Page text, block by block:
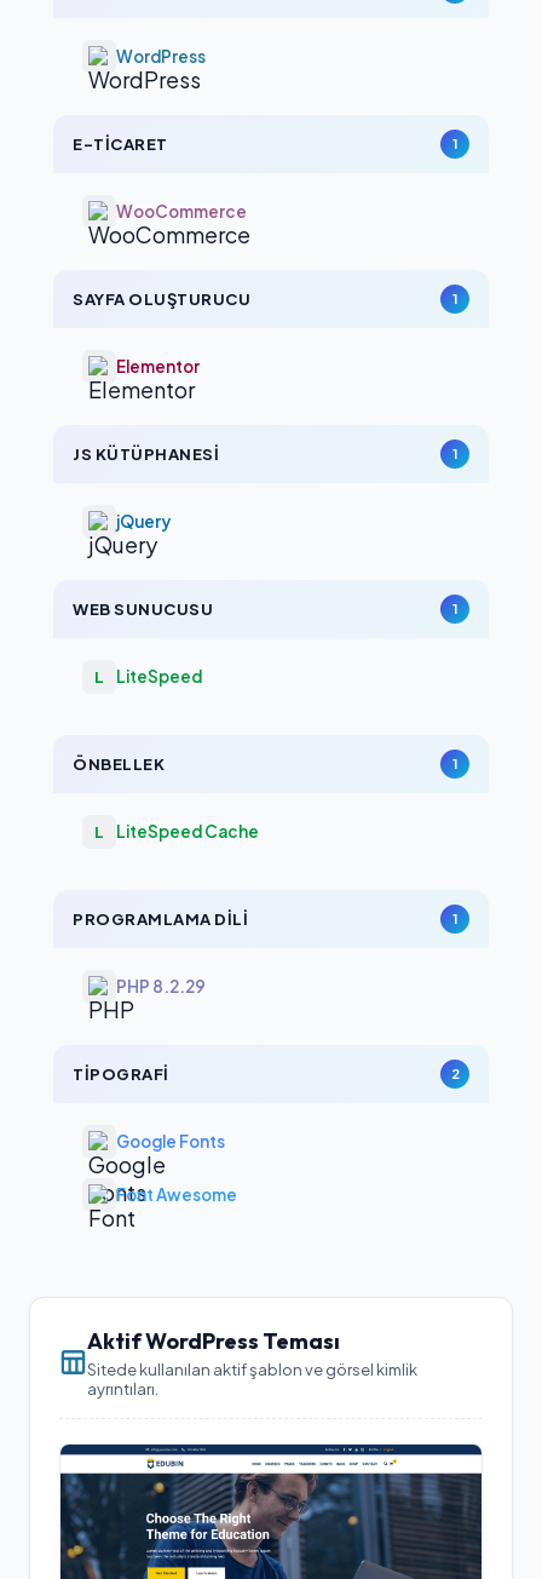
WordPress
E-TICARET 1
WooCommerce
SAYFA OLUŞTURUCU 1
Elementor
JS KÜTÜPHANESI 1
jQuery
WEB SUNUCUSU 1
L LiteSpeed
ÖNBELLEK 1
L LiteSpeed Cache
PROGRAMLAMA DILI 1
PHP 8.2.29
TIPOGRAFI 2
Google Fonts
Font Awesome
Aktif WordPress Teması
Sitede kullanılan aktif şablon ve görsel kimlik
ayrıntıları.